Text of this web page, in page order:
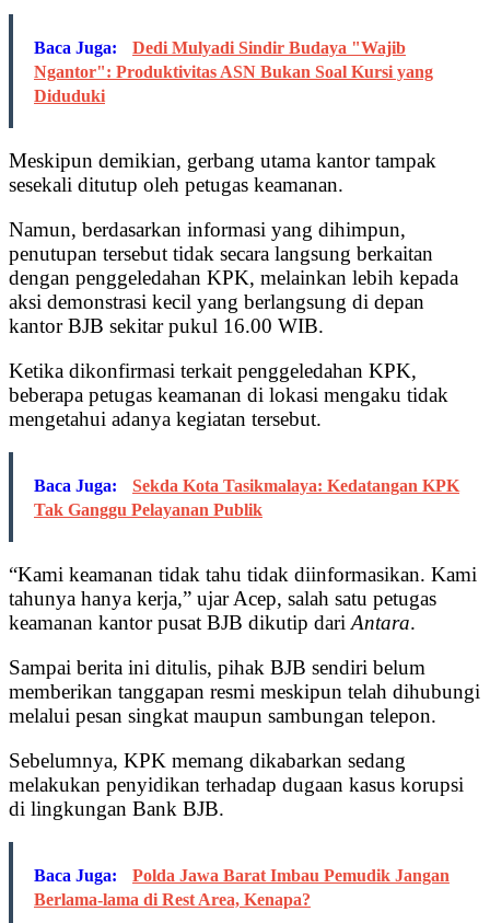
Baca Juga:
Dedi Mulyadi Sindir Budaya "Wajib
Ngantor": Produktivitas ASN Bukan Soal Kursi yang
Diduduki
Meskipun demikian, gerbang utama kantor tampak
sesekali ditutup oleh petugas keamanan.
Namun, berdasarkan informasi yang dihimpun,
penutupan tersebut tidak secara langsung berkaitan
dengan penggeledahan KPK, melainkan lebih kepada
aksi demonstrasi kecil yang berlangsung di depan
kantor BJB sekitar pukul 16.00 WIB.
Ketika dikonfirmasi terkait penggeledahan KPK,
beberapa petugas keamanan di lokasi mengaku tidak
mengetahui adanya kegiatan tersebut.
Baca Juga:
Sekda Kota Tasikmalaya: Kedatangan KPK
Tak Ganggu Pelayanan Publik
“Kami keamanan tidak tahu tidak diinformasikan. Kami
tahunya hanya kerja,” ujar Acep, salah satu petugas
keamanan kantor pusat BJB dikutip dariAntara.
Sampai berita ini ditulis, pihak BJB sendiri belum
memberikan tanggapan resmi meskipun telah dihubungi
melalui pesan singkat maupun sambungan telepon.
Sebelumnya, KPK memang dikabarkan sedang
melakukan penyidikan terhadap dugaan kasus korupsi
di lingkungan Bank BJB.
Baca Juga:
Polda Jawa Barat Imbau Pemudik Jangan
Berlama-lama di Rest Area, Kenapa?